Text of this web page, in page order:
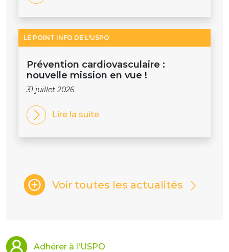
LE POINT INFO DE L'USPO
Prévention cardiovasculaire :
nouvelle mission en vue !
31 juillet 2026
Lire la suite
Voir toutes les actualités
Adhérer à l'USPO